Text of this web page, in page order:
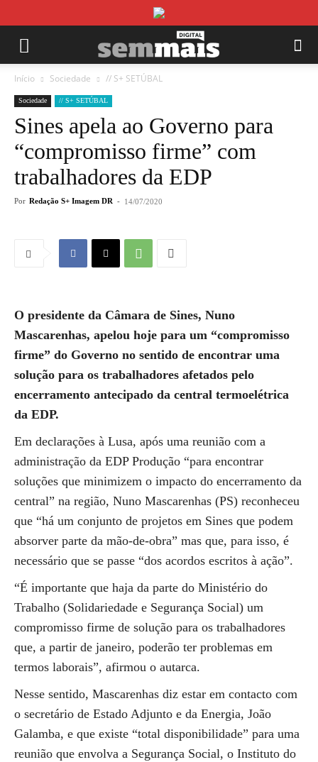
Início Sociedade // S+ SETÚBAL
Sociedade // S+ SETÚBAL
Sines apela ao Governo para
“compromisso firme” com
trabalhadores da EDP
Por Redação S+ Imagem DR - 14/07/2020
O presidente da Câmara de Sines, Nuno
Mascarenhas, apelou hoje para um “compromisso
firme” do Governo no sentido de encontrar uma
solução para os trabalhadores afetados pelo
encerramento antecipado da central termoelétrica
da EDP.
Em declarações à Lusa, após uma reunião com a
administração da EDP Produção “para encontrar
soluções que minimizem o impacto do encerramento da
central” na região, Nuno Mascarenhas (PS) reconheceu
que “há um conjunto de projetos em Sines que podem
absorver parte da mão-de-obra” mas que, para isso, é
necessário que se passe “dos acordos escritos à ação”.
“É importante que haja da parte do Ministério do
Trabalho (Solidariedade e Segurança Social) um
compromisso firme de solução para os trabalhadores
que, a partir de janeiro, poderão ter problemas em
termos laborais”, afirmou o autarca.
Nesse sentido, Mascarenhas diz estar em contacto com
o secretário de Estado Adjunto e da Energia, João
Galamba, e que existe “total disponibilidade” para uma
reunião que envolva a Segurança Social, o Instituto do